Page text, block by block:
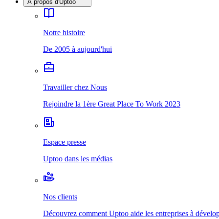
À propos d'Uptoo
Notre histoire
De 2005 à aujourd'hui
Travailler chez Nous
Rejoindre la 1ère Great Place To Work 2023
Espace presse
Uptoo dans les médias
Nos clients
Découvrez comment Uptoo aide les entreprises à